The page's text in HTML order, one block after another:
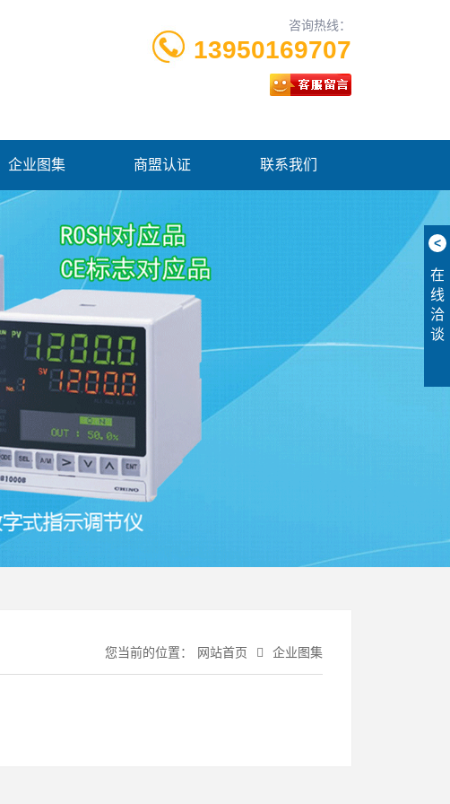
咨询热线：
13950169707
企业图集 商盟认证 联系我们
您当前的位置： 网站首页 企业图集
<
在
线
洽
谈